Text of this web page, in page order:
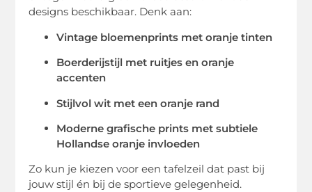
designs beschikbaar. Denk aan:
Vintage bloemenprints met oranje tinten
Boerderijstijl met ruitjes en oranje
accenten
Stijlvol wit met een oranje rand
Moderne grafische prints met subtiele
Hollandse oranje invloeden
Zo kun je kiezen voor een tafelzeil dat past bij
jouw stijl én bij de sportieve gelegenheid.